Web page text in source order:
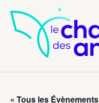
contenu
« Tous les Évènements